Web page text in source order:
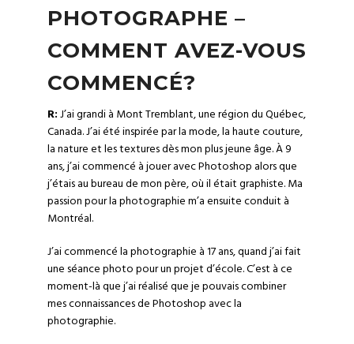
PHOTOGRAPHE –
COMMENT AVEZ-VOUS
COMMENCÉ?
R:J’ai grandi à Mont Tremblant, une région du Québec,
Canada. J’ai été inspirée par lamode, la haute couture,
lanatureet les textures dès mon plus jeune âge. À 9
ans, j’ai commencé à jouer avec Photoshop alors que
j’étais au bureau de mon père, où il était graphiste. Ma
passion pour la photographie m’a ensuite conduit à
Montréal.
J’ai commencé la photographie à 17 ans, quand j’ai fait
une séance photo pour un projet d’école. C’est à ce
moment-là que j’ai réalisé que je pouvais combiner
mes connaissances de Photoshop avec la
photographie.